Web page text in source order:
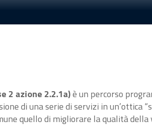
2 azione 2.2.1a)è un percorso
di una serie di servizi in un’ottica
quello di migliorare la qualità